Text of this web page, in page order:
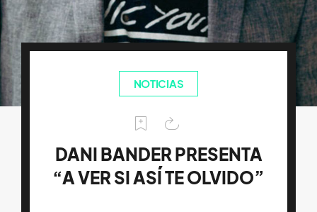
NOTICIAS
DANI BANDER PRESENTA
“A VER SI ASÍ TE OLVIDO”